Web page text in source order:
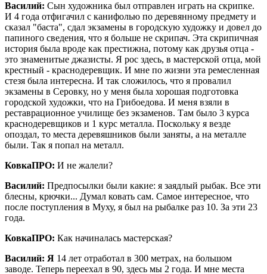
Василий: Сын художника был отправлен играть на скрипке.
И 4 года отфигачил с канифолью по деревянному предмету и
сказал "баста", сдал экзамены в городскую художку и довел до
папиного сведения, что я больше не скрипач. Эта скрипичная
история была вроде как престижна, потому как друзья отца -
это знаменитые джазисты. Я рос здесь, в мастерской отца, мой
крестный - краснодеревщик. И мне по жизни эта ремесленная
стезя была интересна. И так сложилось, что я провалил
экзамены в Серовку, но у меня была хорошая подготовка
городской художки, что на Грибоедова. И меня взяли в
реставрационное училище без экзаменов. Там было 3 курса
краснодеревщиков и 1 курс металла. Поскольку я везде
опоздал, то места деревяшников были заняты, а на металле
были. Так я попал на металл.
КовкаПРО: И не жалели?
Василий: Предпосылки были какие: я заядлый рыбак. Все эти
блесны, крючки... Думал ковать сам. Самое интересное, что
после поступления в Муху, я был на рыбалке раз 10. За эти 23
года.
КовкаПРО: Как начиналась мастерская?
Василий: Я 14 лет отработал в 300 метрах, на большом
заводе. Теперь переехал в 90, здесь мы 2 года. И мне места